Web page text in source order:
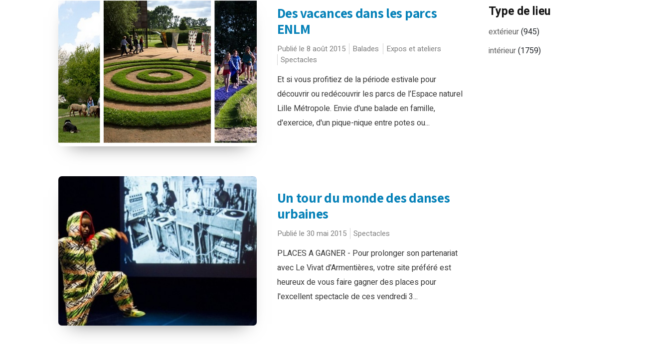
Des vacances dans les parcs
ENLM
Publié le 8 août 2015 Balades
Expos et ateliers
Spectacles
Et si vous profitiez de la période estivale pour
découvrir ou redécouvrir les parcs de l’Espace naturel
Lille Métropole. Envie d'une balade en famille,
d'exercice, d'un pique-nique entre potes ou...
Un tour du monde des danses
urbaines
Publié le 30 mai 2015 Spectacles
PLACES A GAGNER - Pour prolonger son partenariat
avec Le Vivat d'Armentières, votre site préféré est
heureux de vous faire gagner des places pour
l'excellent spectacle de ces vendredi 3...
Type de lieu
extérieur(945)
intérieur(1759)